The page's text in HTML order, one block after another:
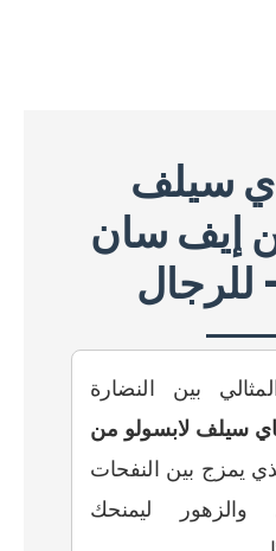
سيلف
إيف سان
للرجال
بين النضارة
سيلف لابسولو من
يمزج بين النفحات
والزهور ليمنحك